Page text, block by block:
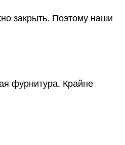
закрыть. Поэтому наши
фурнитура. Крайне